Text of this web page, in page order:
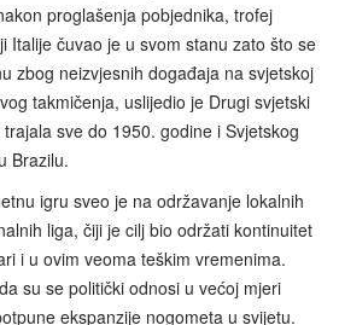
proglašenja pobjednika, trofej
Italije čuvao je u svom stanu zato što se
zbog neizvjesnih događaja na svjetskoj
takmičenja, uslijedio je Drugi svjetski
sve do 1950. godine i Svjetskog
Brazilu.
igru sveo je na održavanje lokalnih
liga, čiji je cilj bio održati kontinuitet
i u ovim veoma teškim vremenima.
su se politički odnosi u većoj mjeri
ekspanzije nogometa u svijetu.